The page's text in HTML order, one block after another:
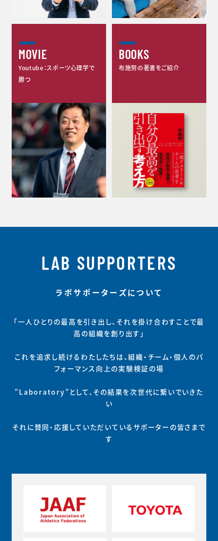
MOVIE
Youtube：スポーツ心理学で
勝つ
BOOKS
布施努の著書をご紹介
LAB SUPPORTERS
ラボサポーターズについて
「一人ひとりの最高を引き出し、それを掛け合わすことで最
高の組織を創り出す」
これを追求し続けるわたしたちは、組織・チーム・個人のパ
フォーマンス向上の実験検証の場
“Laboratory”として、その結果を次世代に繋いでいきた
い
それに賛同・応援していただいているサポーターの皆さまで
す